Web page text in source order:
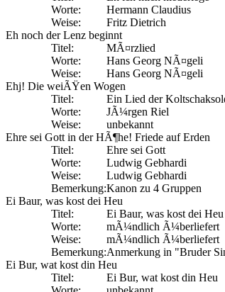
Worte:
Hermann Claudius
Weise:
Fritz Dietrich
Eh noch der Lenz beginnt
Titel:
MÃ¤rzlied
Worte:
Hans Georg NÃ¤geli
Weise:
Hans Georg NÃ¤geli
Ehj! Die weiÃŸen Wogen
Titel:
Ein Lied der
Worte:
JÃ¼rgen Riel
Weise:
unbekannt
Ehre sei Gott in der HÃ¶he! Friede auf Erden
Titel:
Ehre sei Gott
Worte:
Ludwig Gebhardi
Weise:
Ludwig Gebhardi
Bemerkung:Kanon zu 4 Gruppen
Ei Baur, was kost dei Heu
Titel:
Ei Baur, was kost dei Heu
Worte:
mÃ¼ndlich Ã¼berliefert
Weise:
mÃ¼ndlich Ã¼berliefert
Bemerkung:Anmerkung in "Bruder
Ei Bur, wat kost din Heu
Titel:
Ei Bur, wat kost din Heu